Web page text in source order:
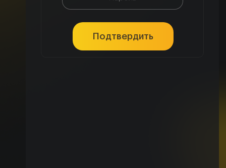
Подтвердить